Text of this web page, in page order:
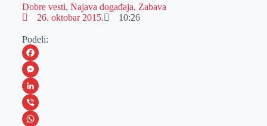
Dobre vesti, Najava događaja, Zabava
26. oktobar 2015.
10:26
Podeli:
F
a
c
e
M
e
s
L
iV